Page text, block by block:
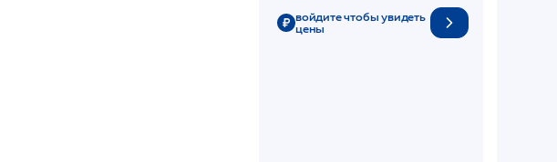
войдите чтобы увидеть
цены